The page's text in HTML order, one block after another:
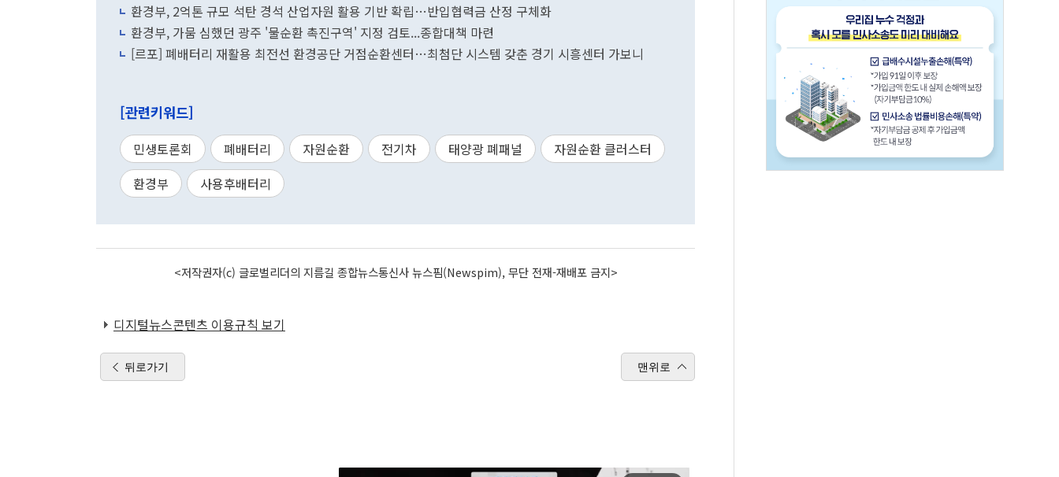
환경부, 2억톤 규모 석탄 경석 산업자원 활용 기반 확립…반입협력금 산정 구체화
환경부, 가뭄 심했던 광주 '물순환 촉진구역' 지정 검토...종합대책 마련
[르포] 폐배터리 재활용 최전선 환경공단 거점순환센터…최첨단 시스템 갖춘 경기 시흥센터 가보니
[관련키워드]
민생토론회 폐배터리 자원순환 전기차 태양광 폐패널
자원순환 클러스터
환경부
사용후배터리
<저작권자(c) 글로벌리더의 지름길 종합뉴스통신사 뉴스핌(Newspim), 무단 전재-재배포 금지>
디지털뉴스콘텐츠 이용규칙 보기
뒤로가기 맨위로